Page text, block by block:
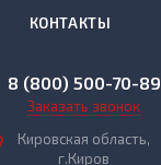
КОНТАКТЫ
8 (800) 500-70-89
Заказать звонок
Кировская область,
г.Киров